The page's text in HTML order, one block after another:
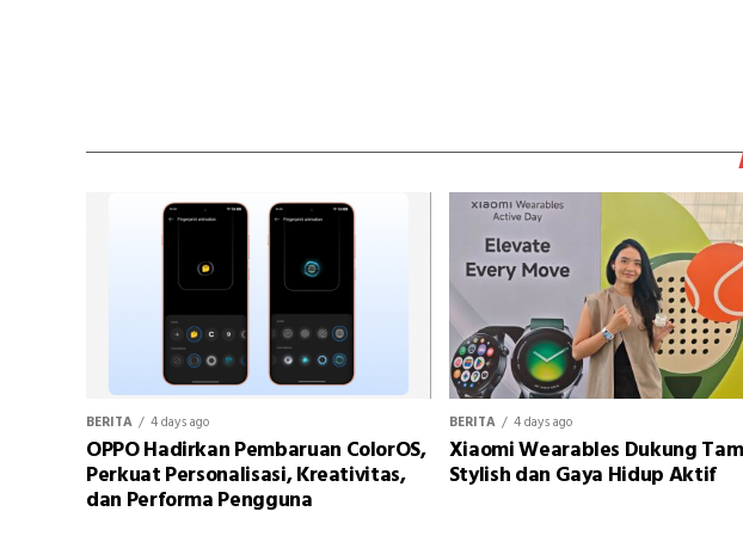
BERITA 4 days ago
OPPO Hadirkan Pembaruan ColorOS,
Perkuat Personalisasi, Kreativitas,
dan Performa Pengguna
BERITA 4 days ago
Xiaomi Wearables Dukung
Stylish dan Gaya Hidup Aktif